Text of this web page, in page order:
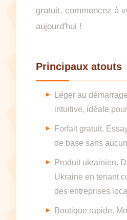
gratuit, commencez à
aujourd'hui !
Principaux atouts
Léger au
intuitive, idéale
Forfait gratuit.
de base sans
Produit ukrainien.
Ukraine en tenant
des entreprises
Boutique rapide.